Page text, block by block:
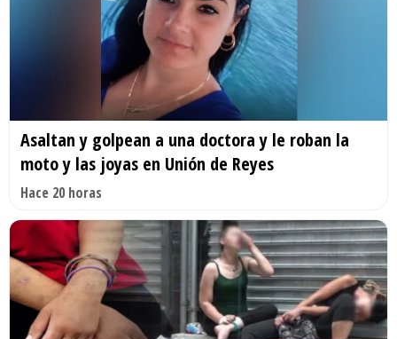
Asaltan y golpean a una doctora y le roban la
moto y las joyas en Unión de Reyes
Hace 20 horas